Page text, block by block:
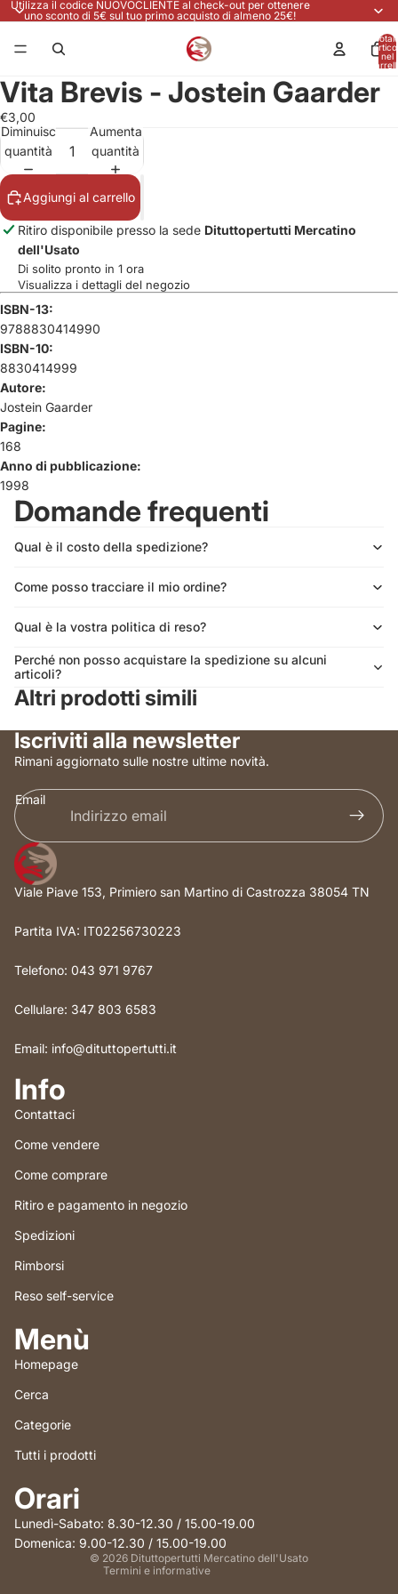
Utilizza il codice NUOVOCLIENTE al check-out per ottenere
uno sconto di 5€ sul tuo primo acquisto di almeno 25€!
nel
Vita Brevis - Jostein Gaarder
€3,00
Diminuisci
quantità
Aumenta
quantità
Aggiungi al carrello
Ritiro disponibile presso la sede Dituttopertutti Mercatino
dell'Usato
Di solito pronto in 1 ora
Visualizza i dettagli del negozio
ISBN-13:
9788830414990
ISBN-10:
8830414999
Autore:
Jostein Gaarder
Pagine:
168
Anno di pubblicazione:
1998
Domande frequenti
Qual è il costo della spedizione?
Come posso tracciare il mio ordine?
Qual è la vostra politica di reso?
Perché non posso acquistare la spedizione su alcuni
articoli?
Altri prodotti simili
Iscriviti alla newsletter
Rimani aggiornato sulle nostre ultime novità.
Email
Viale Piave 153, Primiero san Martino di Castrozza 38054 TN
Partita IVA: IT02256730223
Telefono: 043 971 9767
Cellulare: 347 803 6583
Email: info@dituttopertutti.it
Info
Contattaci
Come vendere
Come comprare
Ritiro e pagamento in negozio
Spedizioni
Rimborsi
Reso self-service
Menù
Homepage
Cerca
Categorie
Tutti i prodotti
Orari
Lunedì-Sabato: 8.30-12.30 / 15.00-19.00
Domenica: 9.00-12.30 / 15.00-19.00
© 2026 Dituttopertutti Mercatino dell'Usato
Termini e informative
Informativa sui rimborsi
Informativa sulla privacy
Termini e condizioni del servizio
Informativa sulle spedizioni